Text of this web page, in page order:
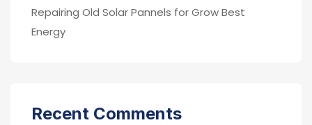
Repairing Old Solar Pannels for Grow Best
Energy
Recent Comments